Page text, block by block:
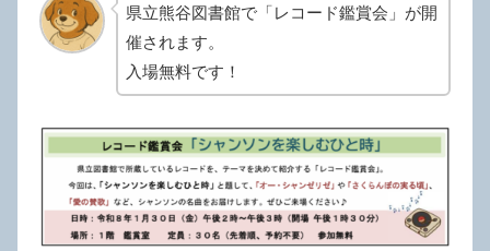
県立熊谷図書館で「レコード鑑賞会」が開
催されます。
入場無料です！